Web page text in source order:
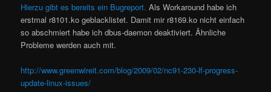
Hierzu gibt es bereits ein Bugreport. Als Workaround habe ich
erstmal r8101.ko geblacklistet. Damit mir r8169.ko nicht einfach
so abschmiert habe ich dbus-daemon deaktiviert. Ähnliche
Probleme werden auch mit.
http://www.greenwireit.com/blog/2009/02/nc91-230-lf-progress-
update-linux-issues/